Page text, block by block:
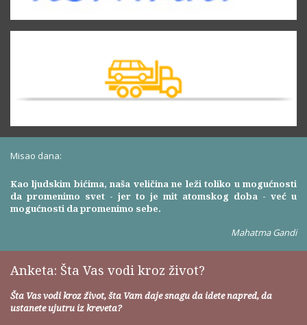
Misao dana:
Kao ljudskim bićima, naša veličina ne leži toliko u mogućnosti
da promenimo svet - jer to je mit atomskog doba - već u
mogućnosti da promenimo sebe.
Mahatma Gandi
Anketa: Šta Vas vodi kroz život?
Šta Vas vodi kroz život, šta Vam daje snagu da idete napred, da
ustanete ujutru iz kreveta?